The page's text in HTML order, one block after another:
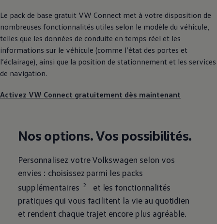
Le pack de base gratuit VW Connect met à votre disposition de
nombreuses fonctionnalités utiles selon le modèle du véhicule,
telles que les données de conduite en temps réel et les
informations sur le véhicule (comme l’état des portes et
l’éclairage), ainsi que la position de stationnement et les services
de navigation.
Activez VW Connect gratuitement dès maintenant
Nos options. Vos possibilités.
Personnalisez votre Volkswagen selon vos
envies : choisissez parmi les packs
supplémentaires
2
et les fonctionnalités
pratiques qui vous facilitent la vie au quotidien
et rendent chaque trajet encore plus agréable.